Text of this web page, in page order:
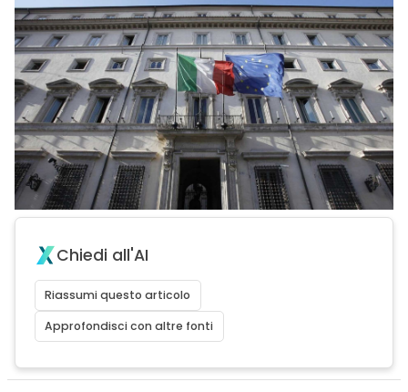
Chiedi all'AI
Riassumi questo articolo
Approfondisci con altre fonti